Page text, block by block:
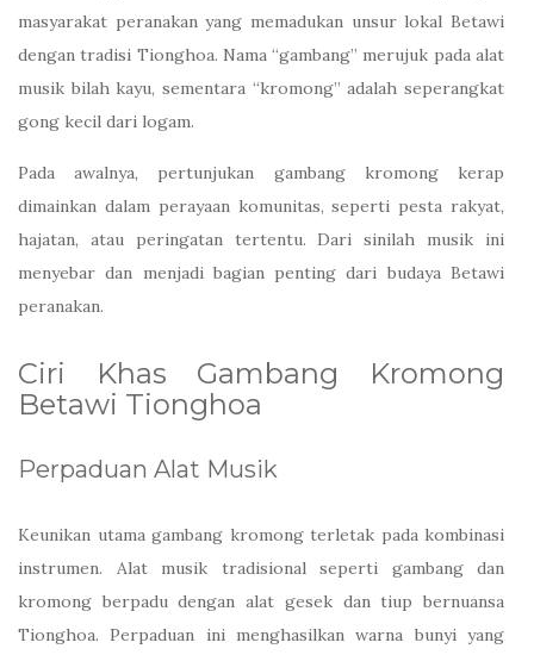
masyarakat peranakan yang memadukan unsur lokal Betawi
dengan tradisi Tionghoa. Nama “gambang” merujuk pada alat
musik bilah kayu, sementara “kromong” adalah seperangkat
gong kecil dari logam.
Pada awalnya, pertunjukan gambang kromong kerap
dimainkan dalam perayaan komunitas, seperti pesta rakyat,
hajatan, atau peringatan tertentu. Dari sinilah musik ini
menyebar dan menjadi bagian penting dari budaya Betawi
peranakan.
Ciri Khas Gambang Kromong
Betawi Tionghoa
Perpaduan Alat Musik
Keunikan utama gambang kromong terletak pada kombinasi
instrumen. Alat musik tradisional seperti gambang dan
kromong berpadu dengan alat gesek dan tiup bernuansa
Tionghoa. Perpaduan ini menghasilkan warna bunyi yang